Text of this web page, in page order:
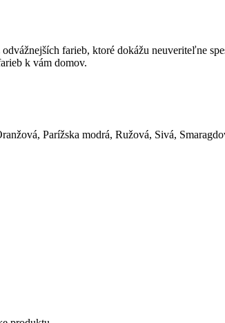
farieb, ktoré dokážu neuveriteľne
k vám domov.
Parížska modrá, Ružová, Sivá,